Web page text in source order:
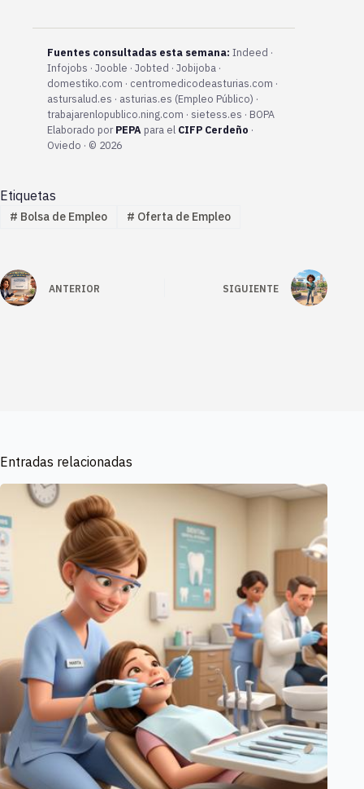
Fuentes consultadas esta semana: Indeed ·
Infojobs · Jooble · Jobted · Jobijoba ·
domestiko.com · centromedicodeasturias.com ·
astursalud.es · asturias.es (Empleo Público) ·
trabajarenlopublico.ning.com · sietess.es · BOPA
Elaborado porPEPA para el CIFP Cerdeño ·
Oviedo · © 2026
Etiquetas
# Bolsa de Empleo # Oferta de Empleo
ANTERIOR SIGUIENTE
Entradas relacionadas